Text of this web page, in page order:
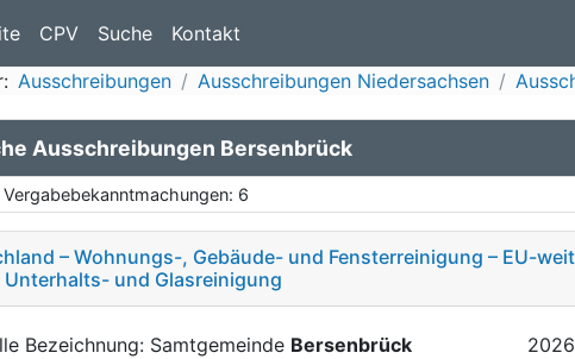
CPV Suche Kontakt
Ausschreibungen Ausschreibungen Niedersachsen
Ausschreibungen Bersenbrück
6
– Wohnungs-, Gebäude- und Fensterreinigung – EU-
Unterhalts- und Glasreinigung
Bezeichnung: Samtgemeinde Bersenbrück